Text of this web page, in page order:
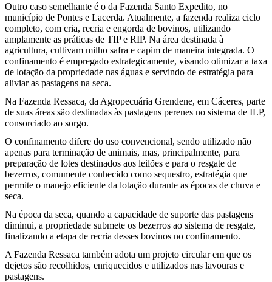
Outro caso semelhante é o da Fazenda Santo Expedito, no
município de Pontes e Lacerda. Atualmente, a fazenda realiza ciclo
completo, com cria, recria e engorda de bovinos, utilizando
amplamente as práticas de TIP e RIP. Na área destinada à
agricultura, cultivam milho safra e capim de maneira integrada. O
confinamento é empregado estrategicamente, visando otimizar a taxa
de lotação da propriedade nas águas e servindo de estratégia para
aliviar as pastagens na seca.
Na Fazenda Ressaca, da Agropecuária Grendene, em Cáceres, parte
de suas áreas são destinadas às pastagens perenes no sistema de ILP,
consorciado ao sorgo.
O confinamento difere do uso convencional, sendo utilizado não
apenas para terminação de animais, mas, principalmente, para
preparação de lotes destinados aos leilões e para o resgate de
bezerros, comumente conhecido como sequestro, estratégia que
permite o manejo eficiente da lotação durante as épocas de chuva e
seca.
Na época da seca, quando a capacidade de suporte das pastagens
diminui, a propriedade submete os bezerros ao sistema de resgate,
finalizando a etapa de recria desses bovinos no confinamento.
A Fazenda Ressaca também adota um projeto circular em que os
dejetos são recolhidos, enriquecidos e utilizados nas lavouras e
pastagens.